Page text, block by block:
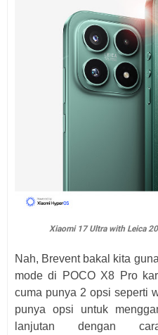
Xiaomi 17 Ultra with Leica
Nah, Brevent bakal kita
mode di POCO X8 Pro
cuma punya 2 opsi seperti
punya opsi untuk
lanjutan dengan